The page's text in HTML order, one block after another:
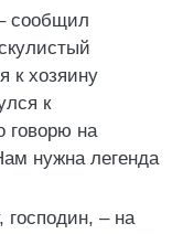
сообщил
к хозяину
к
говорю на
нужна легенда
господин, – на